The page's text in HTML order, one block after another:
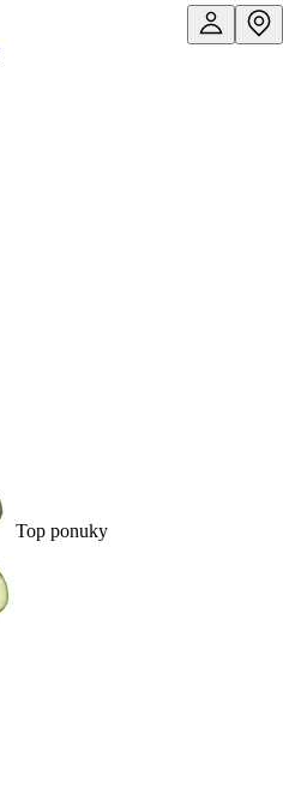
Top ponuky